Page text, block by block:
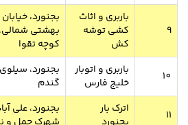
9
باربری و اثاث
کشی توشه
کش
بجنورد، خیابان
بهشتی شمالی،
کوچه تقوا
10
باربری و اتوبار
خلیج فارس
بجنورد، سیلوی
گندم
11
اترک بار
بجنورد، علی